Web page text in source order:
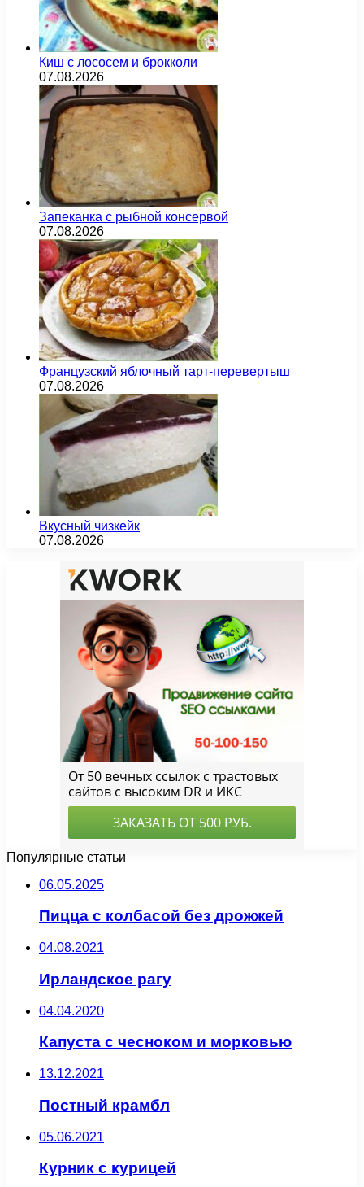
Киш с лососем и брокколи
07.08.2026
Запеканка с рыбной консервой
07.08.2026
Французский яблочный тарт-перевертыш
07.08.2026
Вкусный чизкейк
07.08.2026
Популярные статьи
06.05.2025
Пицца с колбасой без дрожжей
04.08.2021
Ирландское рагу
04.04.2020
Капуста с чесноком и морковью
13.12.2021
Постный крамбл
05.06.2021
Курник с курицей